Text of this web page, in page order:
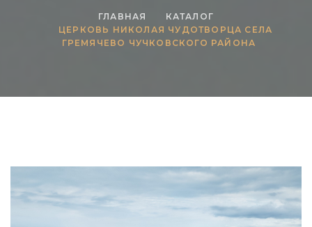
ГЛАВНАЯ
КАТАЛОГ
ЦЕРКОВЬ НИКОЛАЯ ЧУДОТВОРЦА СЕЛА
ГРЕМЯЧЕВО ЧУЧКОВСКОГО РАЙОНА